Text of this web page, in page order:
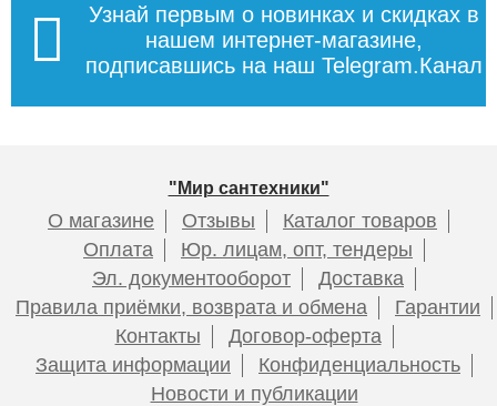
Узнай первым о новинках и скидках в
нашем интернет-магазине,
подписавшись на наш Telegram.Канал
"Мир сантехники"
О магазине Отзывы
Каталог товаров
Оплата
Юр. лицам, опт, тендеры
Эл. документооборот
Доставка
Правила приёмки, возврата и обмена
Гарантии
Контакты
Договор-оферта
Защита информации
Конфиденциальность
Новости и публикации